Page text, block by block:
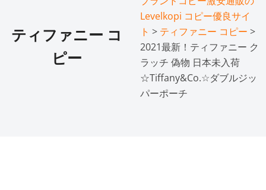
ティファニー コ
ピー
Levelkopi コピー優良サイ
ト > ティファニー コピー >
2021最新！ティファニー ク
ラッチ 偽物 日本未入荷
☆Tiffany&Co.☆ダブルジッ
パーポーチ